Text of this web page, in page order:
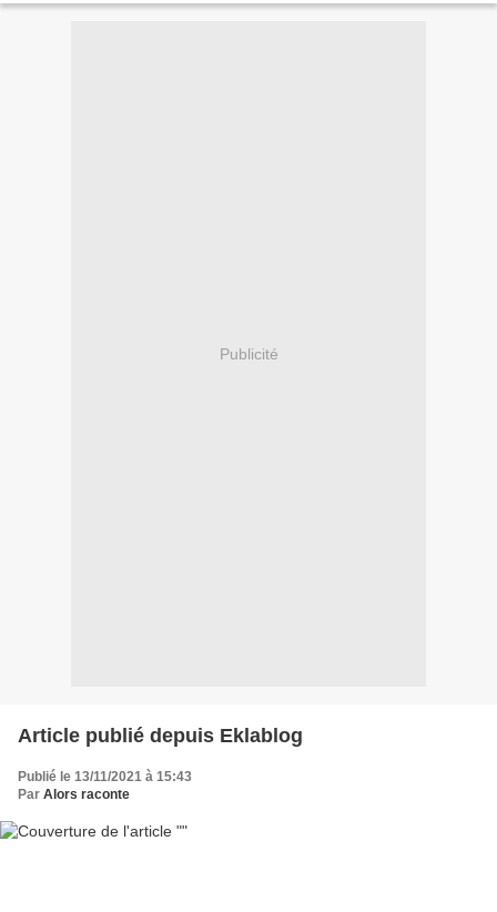
Publicité
Article publié depuis Eklablog
Publié le 13/11/2021 à 15:43
Par Alors raconte